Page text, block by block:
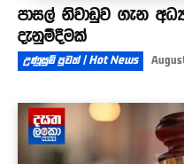
පාසල් නිවාඩුව ගැන
දැනුම්දීමක්
උණුසුම් පුවත් | Hot News